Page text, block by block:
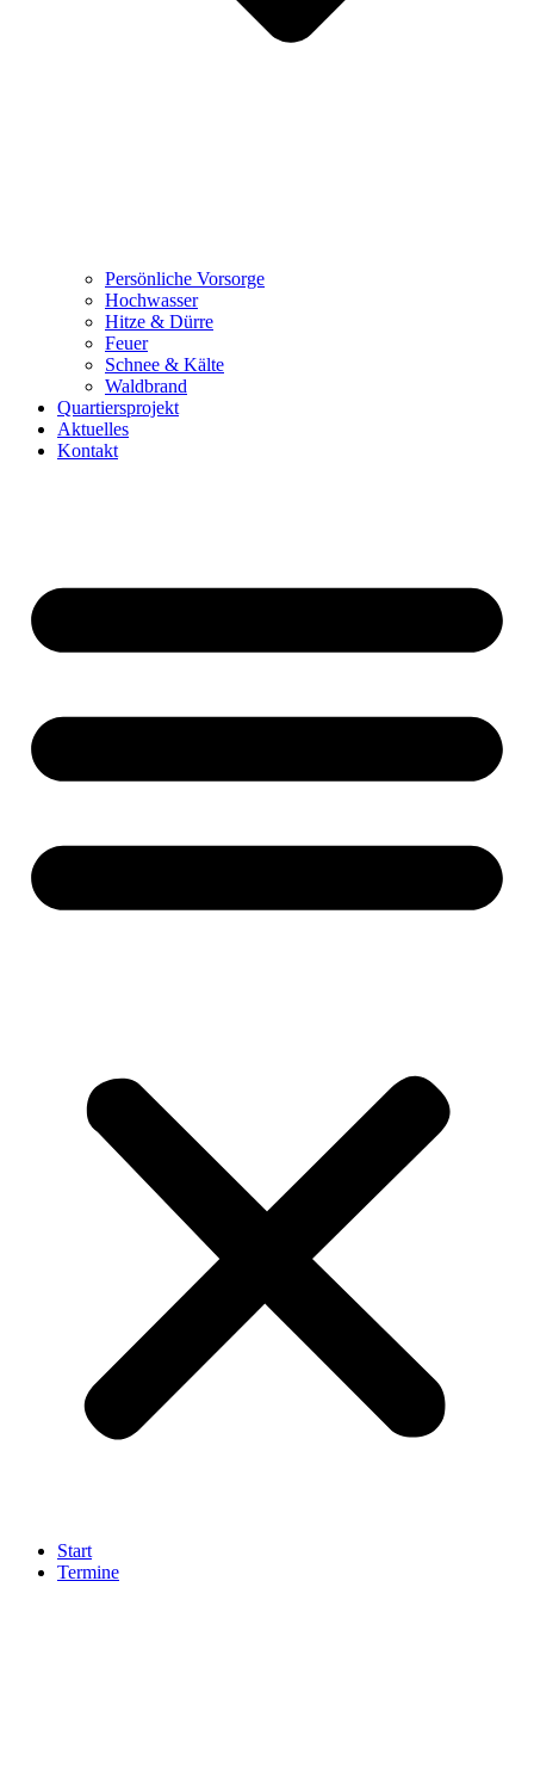
Persönliche Vorsorge
Hochwasser
Hitze & Dürre
Feuer
Schnee & Kälte
Waldbrand
Quartiersprojekt
Aktuelles
Kontakt
Start
Termine